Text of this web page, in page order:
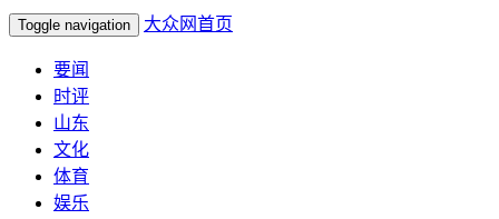
Toggle navigation 大众网首页
要闻
时评
山东
文化
体育
娱乐